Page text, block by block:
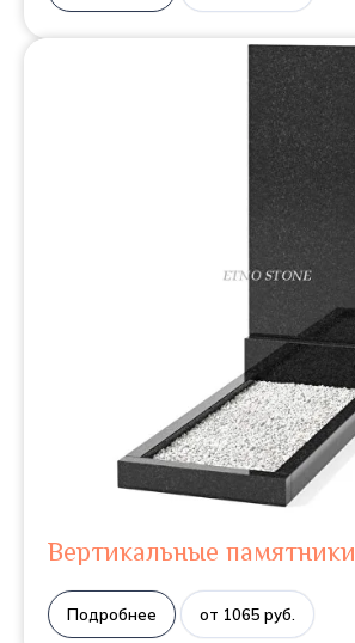
Вертикальные памятники
Подробнее от 1065 руб.